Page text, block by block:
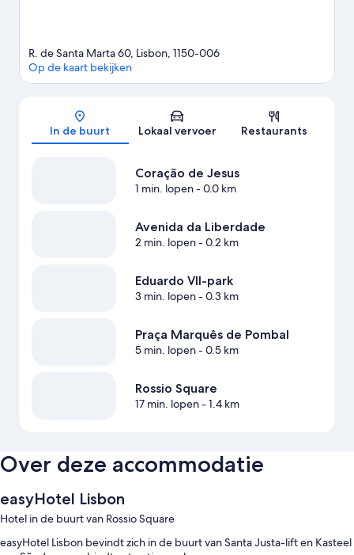
Kaart
R. de Santa Marta 60, Lisbon, 1150-006
Op de kaart bekijken
In de buurt Lokaal vervoer Restaurants
Coração de Jesus
1 min. lopen- 0.0 km
Avenida da Liberdade
2 min. lopen- 0.2 km
Eduardo VII-park
3 min. lopen- 0.3 km
Praça Marquês de Pombal
5 min. lopen- 0.5 km
Rossio Square
17 min. lopen- 1.4 km
Over deze accommodatie
easyHotel Lisbon
Hotel in de buurt van Rossio Square
easyHotel Lisbon bevindt zich in de buurt van Santa Justa-lift en Kasteel